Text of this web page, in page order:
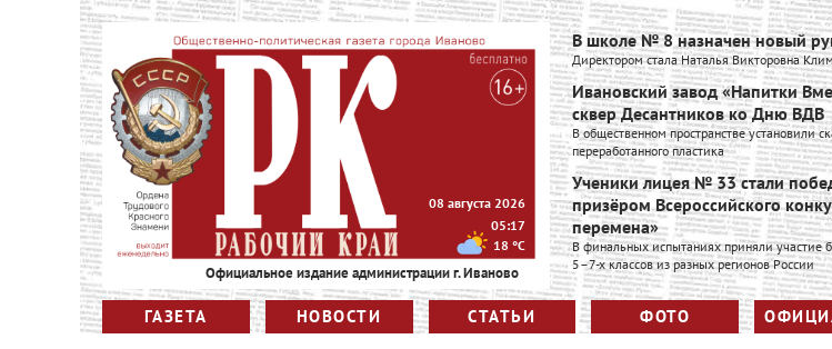
Официальное издание администрации г. Иваново
08 августа 2026
05:17
18 °C
В школе № 8 назначен новый
Директором стала Наталья Викторовна
Ивановский завод «Напитки
сквер Десантников ко Дню ВДВ
В общественном пространстве установили
переработанного пластика
Ученики лицея № 33 стали
призёром Всероссийского
перемена»
В финальных испытаниях приняли участие
5–7-х классов из разных регионов России
ГАЗЕТА НОВОСТИ СТАТЬИ ФОТО